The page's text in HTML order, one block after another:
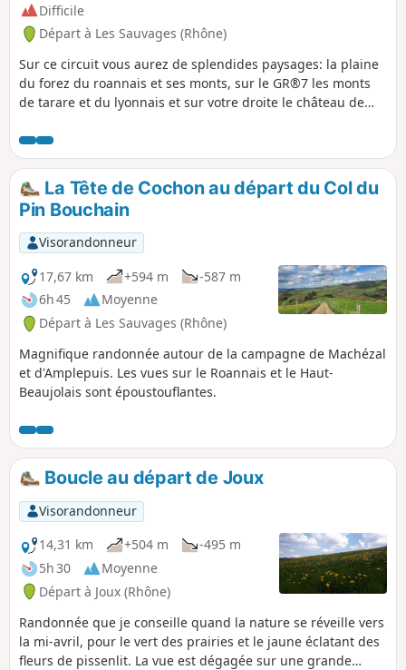
Difficile
Départ à Les Sauvages (Rhône)
Sur ce circuit vous aurez de splendides paysages: la plaine
du forez du roannais et ses monts, sur le GR®7 les monts
de tarare et du lyonnais et sur votre droite le château de
Route Napoléon. Circuit difficile de par sa longueur et son
dénivelé. Voir § infos pratiques.
La Tête de Cochon au départ du Col du
Pin Bouchain
Visorandonneur
17,67 km
+594 m
-587 m
6h 45
Moyenne
Départ à Les Sauvages (Rhône)
Magnifique randonnée autour de la campagne de Machézal
et d'Amplepuis. Les vues sur le Roannais et le Haut-
Beaujolais sont époustouflantes.
Boucle au départ de Joux
Visorandonneur
14,31 km
+504 m
-495 m
5h 30
Moyenne
Départ à Joux (Rhône)
Randonnée que je conseille quand la nature se réveille vers
la mi-avril, pour le vert des prairies et le jaune éclatant des
fleurs de pissenlit. La vue est dégagée sur une grande